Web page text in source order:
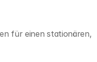
für einen stationären,